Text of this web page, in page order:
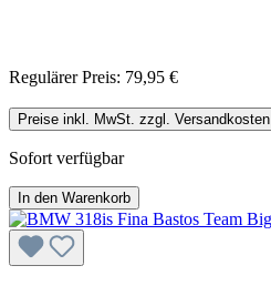
Regulärer Preis: 79,95 €
Preise inkl. MwSt. zzgl. Versandkosten
Sofort verfügbar
In den Warenkorb